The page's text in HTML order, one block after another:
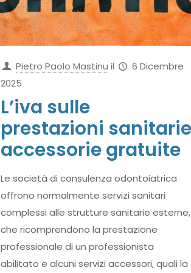
Pietro Paolo Mastinu il
6 Dicembre
2025
L’iva sulle
prestazioni sanitarie
accessorie gratuite
Le società di consulenza odontoiatrica
offrono normalmente servizi sanitari
complessi alle strutture sanitarie esterne,
che ricomprendono la prestazione
professionale di un professionista
abilitato e alcuni servizi accessori, quali la